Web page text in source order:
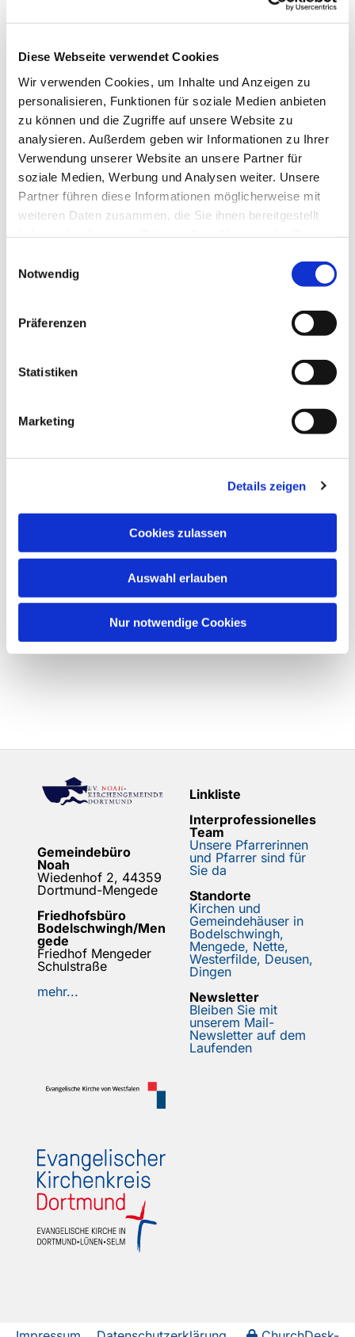
Diese Webseite verwendet Cookies
Wir verwenden Cookies, um Inhalte und Anzeigen zu
personalisieren, Funktionen für soziale Medien anbieten
zu können und die Zugriffe auf unsere Website zu
analysieren. Außerdem geben wir Informationen zu Ihrer
Verwendung unserer Website an unsere Partner für
soziale Medien, Werbung und Analysen weiter. Unsere
Partner führen diese Informationen möglicherweise mit
weiteren Daten zusammen, die Sie ihnen bereitgestellt
Notwendig
Präferenzen
Statistiken
Marketing
Details zeigen
Cookies zulassen
Auswahl erlauben
Nur notwendige Cookies
Dies könnte Sie auch
Gemeindebüro
Noah
Wiedenhof 2, 44359
Dortmund-Mengede
Friedhofsbüro
Bodelschwingh/Men
gede
Friedhof Mengeder
Schulstraße
mehr...
Linkliste
Interprofessionelles
Team
Unsere Pfarrerinnen
und Pfarrer sind für
Sie da
Standorte
Kirchen und
Gemeindehäuser in
Bodelschwingh,
Mengede, Nette,
Westerfilde, Deusen,
Dingen
Newsletter
Bleiben Sie mit
unserem Mail-
Newsletter auf dem
Laufenden